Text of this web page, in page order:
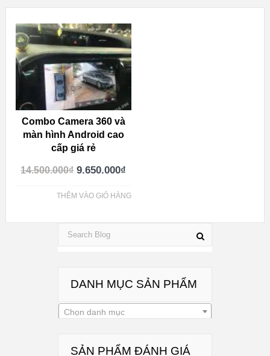
Combo Camera 360 và
màn hình Android cao
cấp giá rẻ
14.500.000₫ 9.650.000₫
THÊM VÀO GIỎ HÀNG
DANH MỤC SẢN PHẨM
Chọn danh mục
SẢN PHẨM ĐÁNH GIÁ